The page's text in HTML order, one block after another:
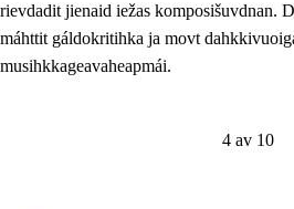
rievdadit jienaid iežas komposišuvdnan.
máhttit gáldokritihka ja movt
musihkkageavaheapmái.
4 av 10